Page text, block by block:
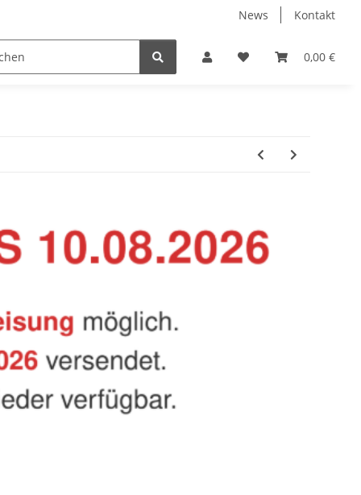
News Kontakt
0,00 €
Belüftung & Entlüftung